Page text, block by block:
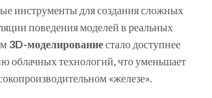
инструменты для создания сложных
поведения моделей в реальных
3D-моделированиестало доступнее
облачных технологий, что уменьшает
«железе».